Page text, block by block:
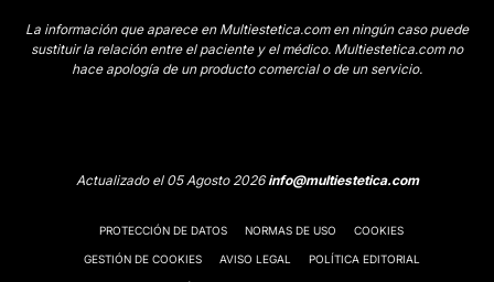
La información que aparece en Multiestetica.com en ningún caso puede
sustituir la relación entre el paciente y el médico. Multiestetica.com no
hace apología de un producto comercial o de un servicio.
Actualizado el 05 Agosto 2026info@multiestetica.com
PROTECCIÓN DE DATOS NORMAS DE USO COOKIES
GESTIÓN DE COOKIES AVISO LEGAL POLÍTICA EDITORIAL